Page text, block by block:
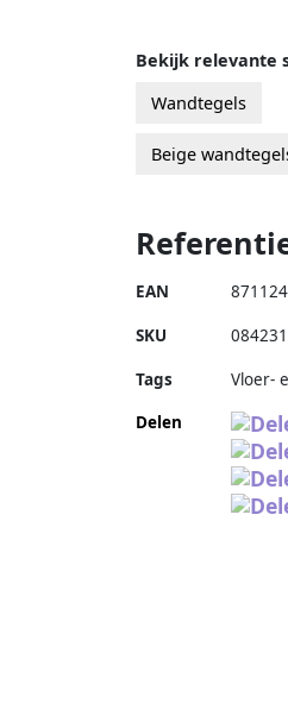
Bekijk relevante
Wandtegels
Beige
EAN
SKU
Tags
Vloer-
Delen